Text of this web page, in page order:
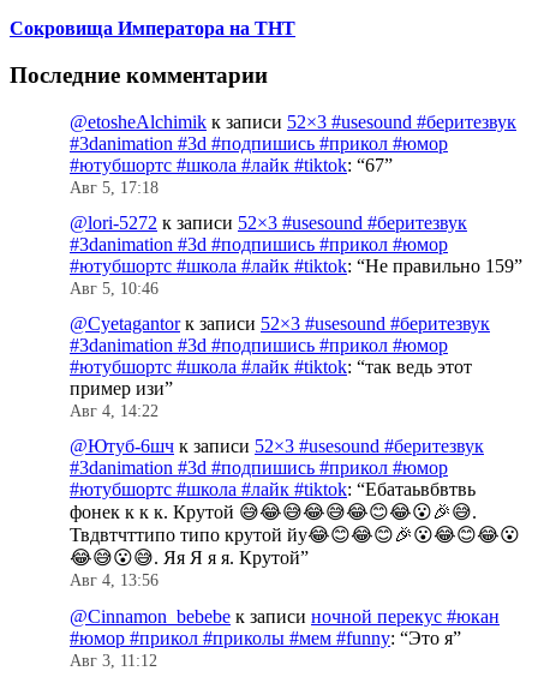
Сокровища Императора на ТНТ
Последние комментарии
@etosheAlchimik к записи 52×3 #usesound #беритезвук
#3danimation #3d #подпишись #прикол #юмор
#ютубшортс #школа #лайк #tiktok: “67”
Авг 5, 17:18
@lori-5272 к записи 52×3 #usesound #беритезвук
#3danimation #3d #подпишись #прикол #юмор
#ютубшортс #школа #лайк #tiktok: “Не правильно 159”
Авг 5, 10:46
@Cyetagantorк записи 52×3 #usesound #беритезвук
#3danimation #3d #подпишись #прикол #юмор
#ютубшортс #школа #лайк #tiktok: “так ведь этот
пример изи”
Авг 4, 14:22
@Ютуб-6шч к записи 52×3 #usesound #беритезвук
#3danimation #3d #подпишись #прикол #юмор
#ютубшортс #школа #лайк #tiktok: “Ебатаьвбвтвь
фонек к к к. Крутой 😅😂😅😂😅😂😊😂😮🎉😅.
Твдвтчттипо типо крутой йу😂😊😂😊🎉😮😂😊😂😮
😂😅😮😅. Яя Я я я. Крутой”
Авг 4, 13:56
@Cinnamon_bebebe к записи ночной перекус #юкан
#юмор #прикол #приколы #мем #funny: “Это я”
Авг 3, 11:12